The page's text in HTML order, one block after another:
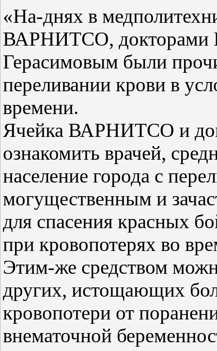
«Ha-днях в
ВАРНИТСО,
Герасимовым были
переливании крови в
времени.
Ячейка ВАРНИТСО и
ознакомить врачей,
население города с
могущественным и
для спасения красных
при кровопотерях во
Этим-же средством
других, истощающих
кровопотери от
внематочной